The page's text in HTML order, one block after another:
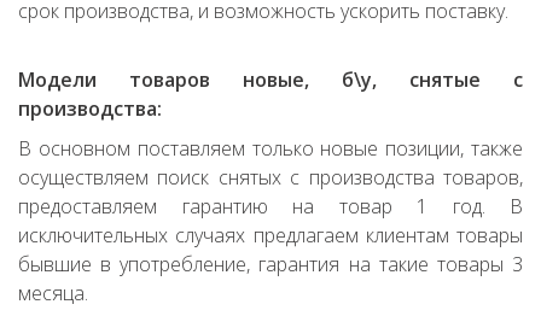
срок производства, и возможность ускорить поставку.
Модели товаров новые, б\у, снятые с
производства:
В основном поставляем только новые позиции, также
осуществляем поиск снятых с производства товаров,
предоставляем гарантию на товар 1 год. В
исключительных случаях предлагаем клиентам товары
бывшие в употребление, гарантия на такие товары 3
месяца.